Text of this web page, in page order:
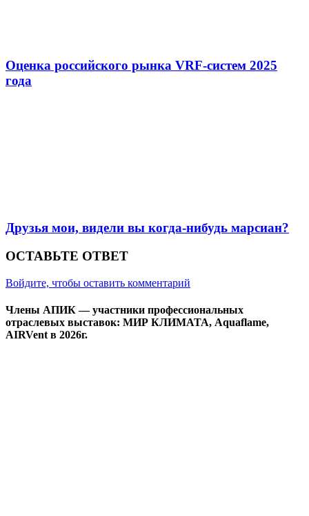
Оценка российского рынка VRF-систем 2025
года
Друзья мои, видели вы когда-нибудь марсиан?
ОСТАВЬТЕ ОТВЕТ
Войдите, чтобы оставить комментарий
Члены АПИК — участники профессиональных
отраслевых выставок: МИР КЛИМАТА, Aquaflame,
AIRVent в 2026г.